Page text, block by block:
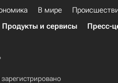
В мире
Продукты и сервисы Пресс-